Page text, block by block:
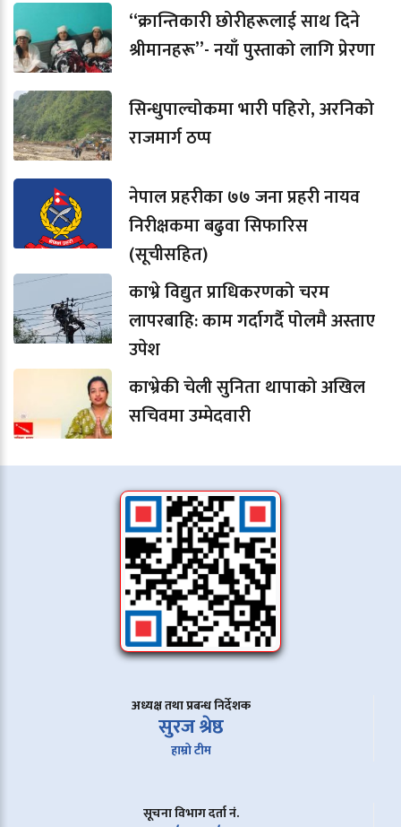
“क्रान्तिकारी छोरीहरूलाई साथ दिने
श्रीमानहरू”- नयाँ पुस्ताको लागि प्रेरणा
सिन्धुपाल्चोकमा भारी पहिरो, अरनिको
राजमार्ग ठप्प
नेपाल प्रहरीका ७७ जना प्रहरी नायव
निरीक्षकमा बढुवा सिफारिस
(सूचीसहित)
काभ्रे विद्युत प्राधिकरणको चरम
लापरबाहि: काम गर्दागर्दै पोलमै अस्ताए
उपेश
काभ्रेकी चेली सुनिता थापाको अखिल
सचिवमा उम्मेदवारी
अध्यक्ष तथा प्रबन्ध निर्देशक
सुरज श्रेष्ठ
हाम्रो टीम
सूचना विभाग दर्ता नं.